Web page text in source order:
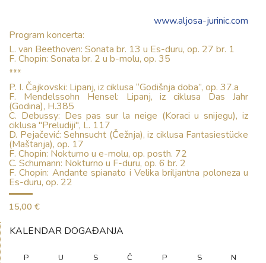
www.aljosa-jurinic.com
Program koncerta:
L. van Beethoven: Sonata br. 13 u Es-duru, op. 27 br. 1
F. Chopin: Sonata br. 2 u b-molu, op. 35
***
P. I. Čajkovski: Lipanj, iz ciklusa “Godišnja doba”, op. 37.a
F. Mendelssohn Hensel: Lipanj, iz ciklusa Das Jahr
(Godina), H.385
C. Debussy: Des pas sur la neige (Koraci u snijegu), iz
ciklusa "Preludiji", L. 117
D. Pejačević: Sehnsucht (Čežnja), iz ciklusa Fantasiestücke
(Maštanja), op. 17
F. Chopin: Nokturno u e-molu, op. posth. 72
C. Schumann: Nokturno u F-duru, op. 6 br. 2
F. Chopin: Andante spianato i Velika briljantna poloneza u
Es-duru, op. 22
15,00 €
KALENDAR DOGAĐANJA
P U S Č P S
N